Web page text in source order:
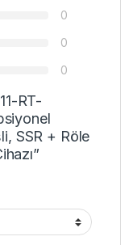
0
0
0
RT-
SSR + Röle